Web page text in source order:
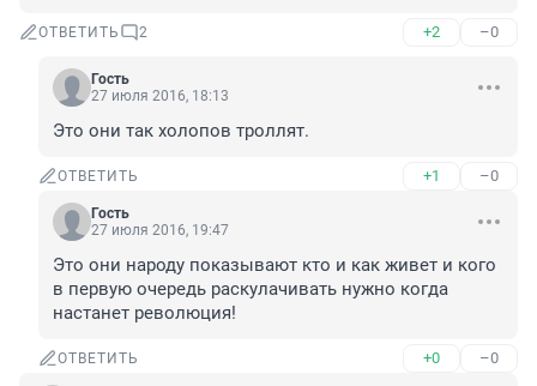
ОТВЕТИТЬ 2 +2 –0
Гость
27 июля 2016, 18:13
Это они так холопов троллят.
ОТВЕТИТЬ +1 –0
Гость
27 июля 2016, 19:47
Это они народу показывают кто и как живет и кого
в первую очередь раскулачивать нужно когда
настанет революция!
ОТВЕТИТЬ +0 –0